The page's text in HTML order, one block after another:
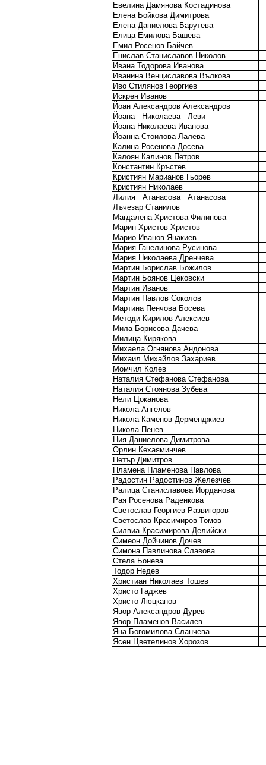
Евелина Дамянова Костадинова
Елена Бойкова Димитрова
Елена Даниелова Барутева
Елица Емилова Башева
Емил Росенов Байчев
Енислав Станиславов Николов
Ивана Тодорова Иванова
Иванина Венциславова Вълкова
Иво Стилянов Георгиев
Искрен Иванов
Йоан Александров Александров
Йоана
Николаева
Леви
Йоана Николаева Иванова
Йоанна Стоилова Лалева
Калина Росенова Досева
Калоян Калинов Петров
Константин Кръстев
Кристиян Марианов Гьорев
Кристиян Николаев
Лилия
Атанасова
Атанасова
Лъчезар Станилов
Магдалена Христова Филипова
Марин Христов Христов
Марио Иванов Янакиев
Мария Ганелинова Русинова
Мария Николаева Дренчева
Мартин Борислав Божилов
Мартин Боянов Цековски
Мартин Иванов
Мартин Павлов Соколов
Мартина Пенчова Босева
Методи Кирилов Алексиев
Мила Борисова Дачева
Милица Кирякова
Михаела Огнянова Андонова
Михаил Михайлов Захариев
Момчил Колев
Наталия Стефанова Стефанова
Наталия Стоянова Зубева
Нели Цоканова
Никола Ангелов
Никола Каменов Дерменджиев
Никола Пенев
Ния Даниелова Димитрова
Орлин Кехаяминчев
Петър Димитров
Пламена Пламенова Павлова
Радостин Радостинов Железчев
Ралица Станиславова Йорданова
Рая Росенова Раденкова
Светослав Георгиев Развигоров
Светослав Красимиров Томов
Силвиа Красимирова Делийски
Симеон Дойчинов Дочев
Симона Павлинова Славова
Стела Бонева
Тодор Недев
Христиан Николаев Тошев
Христо Гаджев
Христо Люцканов
Явор Александров Дурев
Явор Пламенов Василев
Яна Богомилова Сланчева
Ясен Цветелинов Хорозов